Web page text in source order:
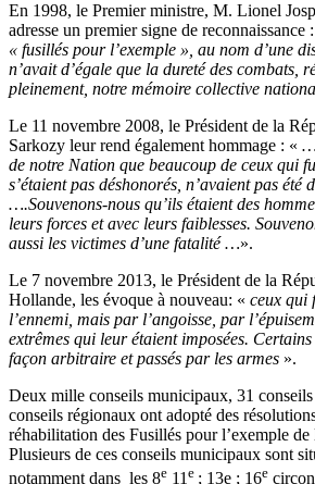
En 1998, le Premier ministre, M. Lionel
adresse un premier signe de reconnaissance
« fusillés pour l’exemple », au nom d’une
n’avait d’égale que la dureté des combats,
pleinement, notre mémoire collective
Le 11 novembre 2008, le Président de la
Sarkozy leur rend également hommage : « …
de notre Nation que beaucoup de ceux qui
s’étaient pas déshonorés, n’avaient pas été
….Souvenons-nous qu’ils étaient des
leurs forces et avec leurs faiblesses.
aussi les victimes d’une fatalité …».
Le 7 novembre 2013, le Président de la
Hollande, les évoque à nouveau: « ceux qui
l’ennemi, mais par l’angoisse, par
extrêmes qui leur étaient imposées.
façon arbitraire et passés par les armes ».
Deux mille conseils municipaux, 31
conseils régionaux ont adopté des
réhabilitation des Fusillés pour l’exemple
Plusieurs de ces conseils municipaux sont
notamment dans les 8e 11e ; 13e ; 16e